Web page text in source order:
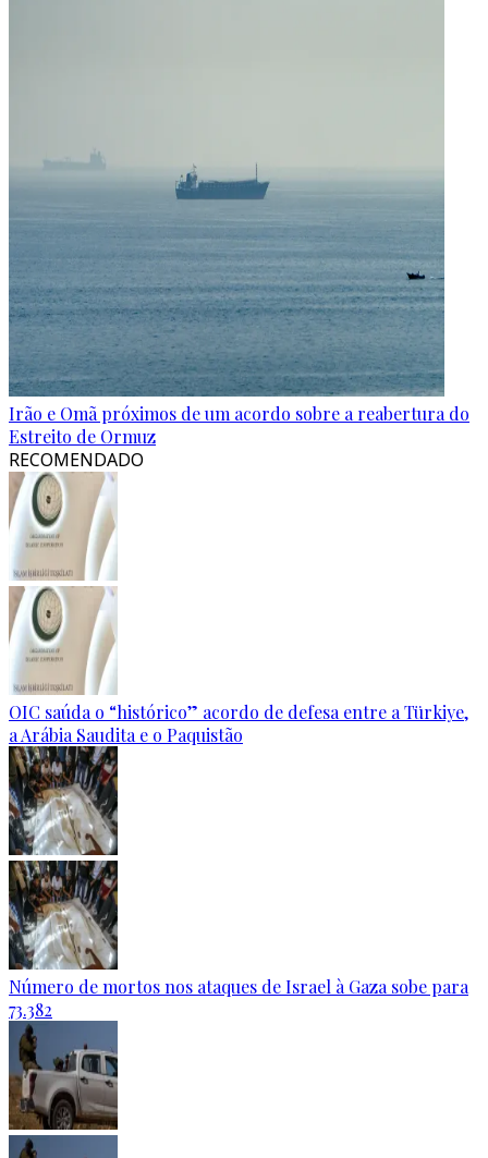
Irão e Omã próximos de um acordo sobre a reabertura do
Estreito de Ormuz
RECOMENDADO
OIC saúda o “histórico” acordo de defesa entre a Türkiye,
a Arábia Saudita e o Paquistão
Número de mortos nos ataques de Israel à Gaza sobe para
73.382